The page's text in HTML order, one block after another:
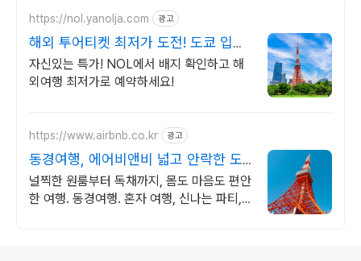
https://nol.yanolja.com 광고
해외 투어티켓 최저가 도전! 도쿄 입장
권 특가
자신있는 특가! NOL에서 배지 확인하고 해
외여행 최저가로 예약하세요!
https://www.airbnb.co.kr 광고
동경여행, 에어비앤비 넓고 안락한 도
쿄 인기숙소
널찍한 원룸부터 독채까지, 몸도 마음도 편안
한 여행. 동경여행. 혼자 여행, 신나는 파티,